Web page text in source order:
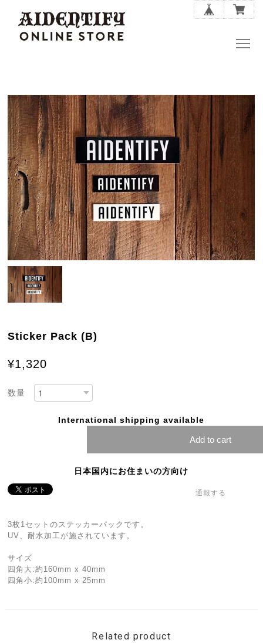
Sticker Pack (B)
¥1,320
数量
International shipping available
Add to cart
日本国内にお住まいの方向け
通報する
3枚1セットのステッカーパックです。
UV、耐水加工が施されています。
サイズ
四角大:約160mm x 40mm
四角小:約100mm x 25mm
Related product